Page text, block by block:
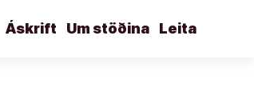
Leita
Um stöðina
Áskrift